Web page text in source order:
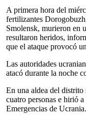
A primera hora del
fertilizantes
Smolensk, murieron en
resultaron heridos,
que el ataque provocó
Las autoridades
atacó durante la noche
En una aldea del distrito
cuatro personas e hirió
Emergencias de Ucrania.